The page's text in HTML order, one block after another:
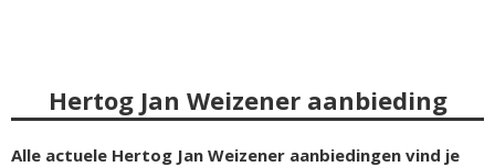
Hertog Jan Weizener aanbieding
Alle actuele Hertog Jan Weizener aanbiedingen vind je